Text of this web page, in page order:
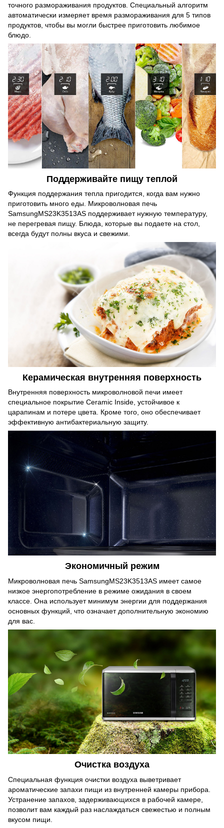
точного размораживания продуктов. Специальный алгоритм
автоматически измеряет время размораживания для 5 типов
продуктов, чтобы вы могли быстрее приготовить любимое
блюдо.
Поддерживайте пищу теплой
Функция поддержания тепла пригодится, когда вам нужно
приготовить много еды. Микроволновая печь
SamsungMS23K3513AS поддерживает нужную температуру,
не перегревая пищу. Блюда, которые вы подаете на стол,
всегда будут полны вкуса и свежими.
Керамическая внутренняя поверхность
Внутренняя поверхность микроволновой печи имеет
специальное покрытие Ceramic Inside, устойчивое к
царапинам и потере цвета. Кроме того, оно обеспечивает
эффективную антибактериальную защиту.
Экономичный режим
Микроволновая печь SamsungMS23K3513AS имеет самое
низкое энергопотребление в режиме ожидания в своем
классе. Она использует минимум энергии для поддержания
основных функций, что означает дополнительную экономию
для вас.
Очистка воздуха
Специальная функция очистки воздуха выветривает
ароматические запахи пищи из внутренней камеры прибора.
Устранение запахов, задерживающихся в рабочей камере,
позволит вам каждый раз наслаждаться свежестью и полным
вкусом пищи.